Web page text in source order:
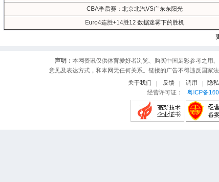
CBA季后赛：北京北汽VS广东东阳光
Euro4连胜+14胜12 数据迷雾下的胜机
声明： 本网资讯仅供体育爱好者浏览、购买中国足彩参考之用
意见及表达方式，和本网无任何关系。链接的广告不得违反国家
关于我们
反馈 调用
隐
经营许可证：
粤ICP备